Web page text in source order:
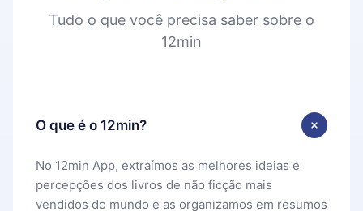
Tudo o que você precisa saber sobre o
12min
O que é o 12min?
No 12min App, extraímos as melhores ideias e
percepções dos livros de não ficção mais
vendidos do mundo e as organizamos em resumos